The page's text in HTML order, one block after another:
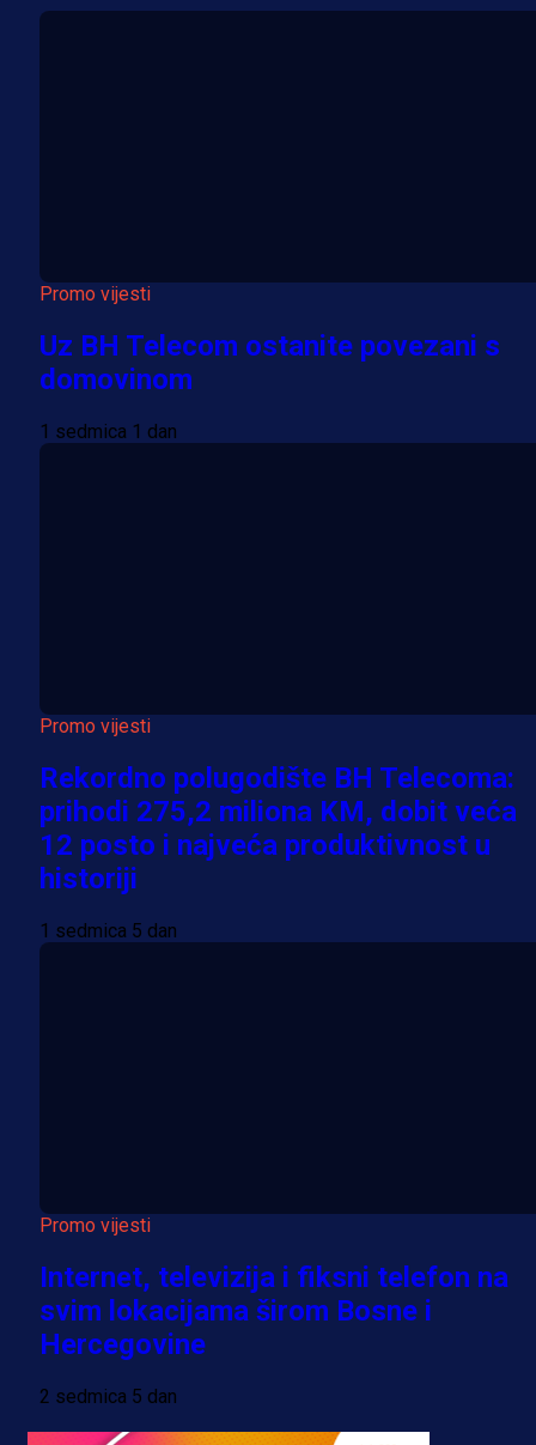
Promo vijesti
Uz BH Telecom ostanite povezani s
domovinom
1 sedmica 1 dan
Promo vijesti
Rekordno polugodište BH Telecoma:
prihodi 275,2 miliona KM, dobit veća
12 posto i najveća produktivnost u
historiji
1 sedmica 5 dan
Promo vijesti
Internet, televizija i fiksni telefon na
svim lokacijama širom Bosne i
Hercegovine
2 sedmica 5 dan